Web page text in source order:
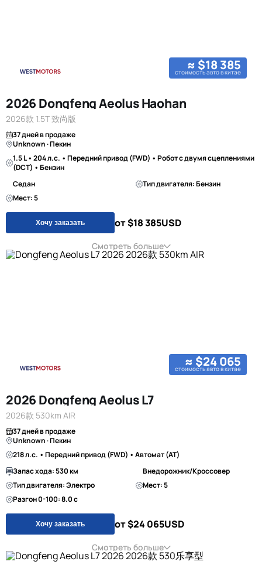
≈ $18 385
стоимость авто в китае
2026 Dongfeng Aeolus Haohan
2026款 1.5T 致尚版
37 дней в продаже
Unknown · Пекин
1.5 L • 204 л.с. • Передний привод (FWD) • Робот с двумя сцеплениями
(DCT) • Бензин
Седан
Тип двигателя: Бензин
Мест: 5
Хочу заказать от $18 385USD
Смотреть больше
≈ $24 065
стоимость авто в китае
2026 Dongfeng Aeolus L7
2026款 530km AIR
37 дней в продаже
Unknown · Пекин
218 л.с. • Передний привод (FWD) • Автомат (AT)
Запас хода: 530 км
Внедорожник/Кроссовер
Тип двигателя: Электро
Мест: 5
Разгон 0-100: 8.0 с
Хочу заказать от $24 065USD
Смотреть больше